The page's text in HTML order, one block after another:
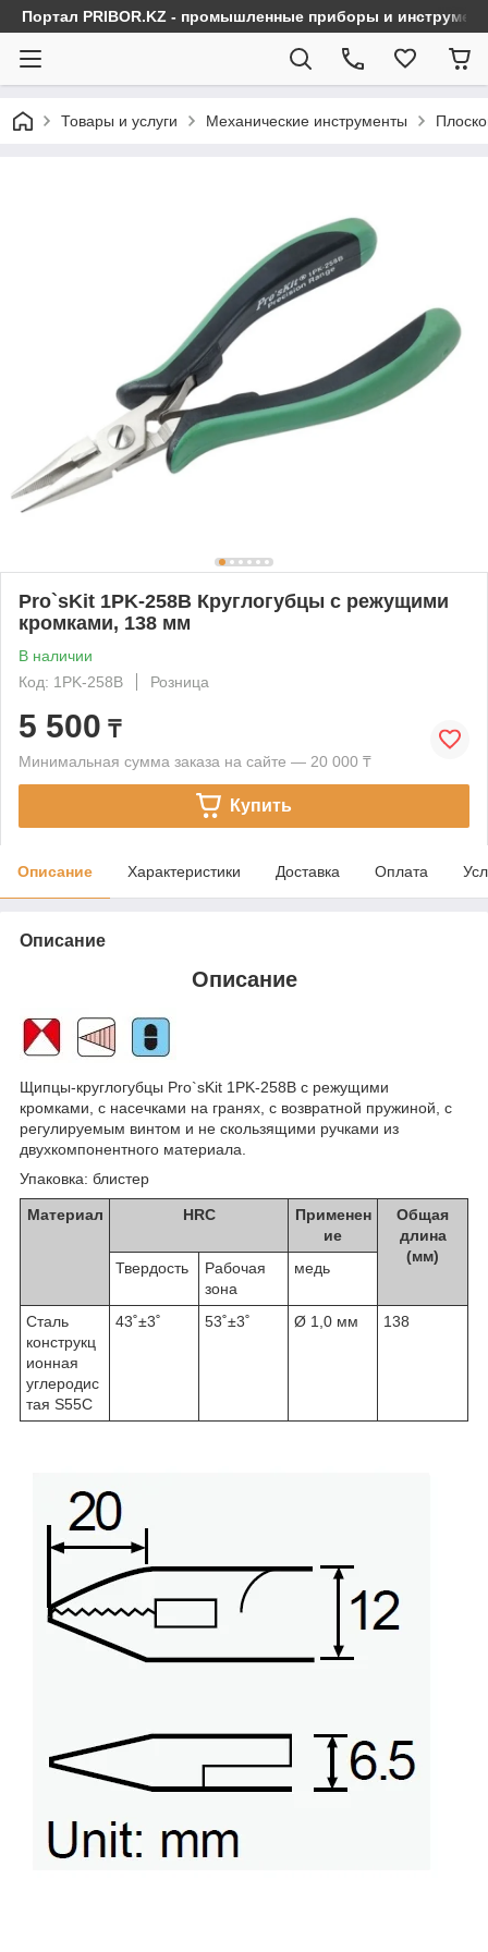
Портал PRIBOR.KZ - промышленные приборы и
Товары и услуги Механические инструменты
Pro`sKit 1PK-258B Круглогубцы с режущими
кромками, 138 мм
В наличии
Код: 1PK-258B
Розница
5 500 ₸
Минимальная сумма заказа на сайте — 20 000 ₸
Купить
Описание Характеристики Доставка Оплата
Описание
Описание
Щипцы-круглогубцы Pro`sKit 1PK-258B с режущими
кромками, с насечками на гранях, с возвратной пружиной, с
регулируемым винтом и не скользящими ручками из
двухкомпонентного материала.
Упаковка: блистер
Материал HRC
Применен
ие
Общая
длина
(мм)
Твердость
Рабочая
зона
медь
Сталь
конструкц
ионная
углеродис
тая S55C
43˚±3˚ 53˚±3˚ Ø 1,0 мм 138